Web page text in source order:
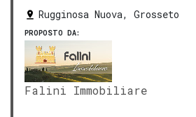
Rugginosa Nuova, Grosseto
PROPOSTO DA:
Falini Immobiliare